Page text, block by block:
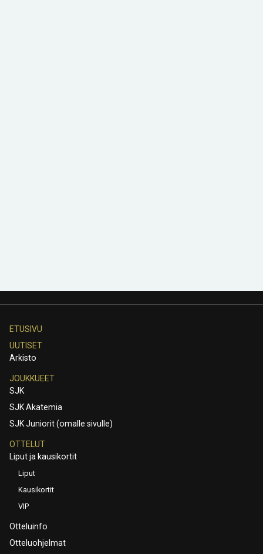
ETUSIVU
UUTISET
Arkisto
JOUKKUEET
SJK
SJK Akatemia
SJK Juniorit (omalle sivulle)
OTTELUT
Liput ja kausikortit
Liput
Kausikortit
VIP
Otteluinfo
Otteluohjelmat